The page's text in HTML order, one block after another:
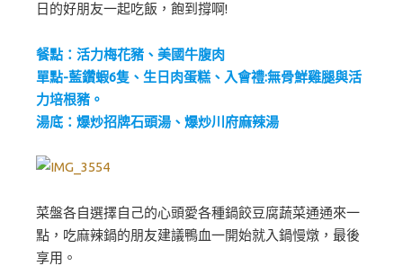
日的好朋友一起吃飯，飽到撐啊!
餐點：活力梅花豬、美國牛腹肉
單點-藍鑽蝦6隻、生日肉蛋糕、入會禮:無骨鮮雞腿與活
力培根豬。
湯底：爆炒招牌石頭湯、爆炒川府麻辣湯
菜盤各自選擇自己的心頭愛各種鍋餃豆腐蔬菜通通來一
點，吃麻辣鍋的朋友建議鴨血一開始就入鍋慢燉，最後
享用。